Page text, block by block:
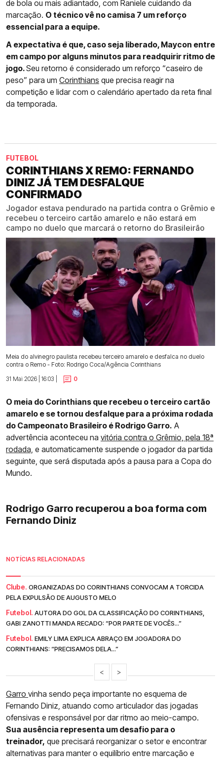
de bola ou mais adiantado, com Raniele cuidando da
marcação. O técnico vê no camisa 7 um reforço
essencial para a equipe.
A expectativa é que, caso seja liberado, Maycon entre
em campo por alguns minutos para readquirir ritmo de
jogo.Seu retorno é considerado um reforço “caseiro de
peso” para um Corinthians que precisa reagir na
competição e lidar com o calendário apertado da reta final
da temporada.
FUTEBOL
CORINTHIANS X REMO: FERNANDO
DINIZ JÁ TEM DESFALQUE
CONFIRMADO
Jogador estava pendurado na partida contra o Grêmio e
recebeu o terceiro cartão amarelo e não estará em
campo no duelo que marcará o retorno do Brasileirão
Meia do alvinegro paulista recebeu terceiro amarelo e desfalca no duelo
contra o Remo - Foto: Rodrigo Coca/Agência Corinthians
31 Mai 2026 | 16:03 |
0
O meia do Corinthians que recebeu o terceiro cartão
amarelo e se tornou desfalque para a próxima rodada
do Campeonato Brasileiro é Rodrigo Garro. A
advertência aconteceu na vitória contra o Grêmio, pela 18ª
rodada, e automaticamente suspende o jogador da partida
seguinte, que será disputada após a pausa para a Copa do
Mundo.
Rodrigo Garro recuperou a boa forma com
Fernando Diniz
NOTÍCIAS RELACIONADAS
Clube. ORGANIZADAS DO CORINTHIANS CONVOCAM A TORCIDA
PELA EXPULSÃO DE AUGUSTO MELO
Futebol. AUTORA DO GOL DA CLASSIFICAÇÃO DO CORINTHIANS,
GABI ZANOTTI MANDA RECADO: “POR PARTE DE VOCÊS...”
Futebol. EMILY LIMA EXPLICA ABRAÇO EM JOGADORA DO
CORINTHIANS: “PRECISAMOS DELA...”
< >
Garro vinha sendo peça importante no esquema de
Fernando Diniz, atuando como articulador das jogadas
ofensivas e responsável por dar ritmo ao meio-campo.
Sua ausência representa um desafio para o
treinador, que precisará reorganizar o setor e encontrar
alternativas para manter o equilíbrio entre marcação e